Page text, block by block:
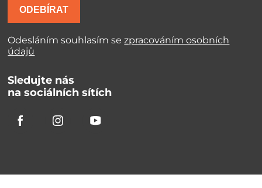
ODEBÍRAT
Odesláním souhlasím sezpracováním osobních
údajů
Sledujte nás
na sociálních sítích